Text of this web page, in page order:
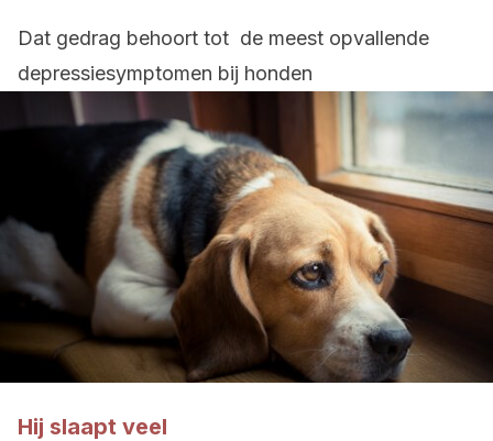
Dat gedrag behoort tot de meest opvallende
depressiesymptomen bij honden
Hij slaapt veel